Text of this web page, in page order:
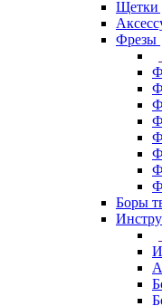
Щетки
Фрезы
Боры